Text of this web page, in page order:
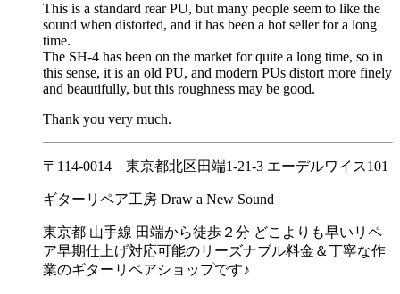
This is a standard rear PU, but many people seem to like the
sound when distorted, and it has been a hot seller for a long
time.
The SH-4 has been on the market for quite a long time, so in
this sense, it is an old PU, and modern PUs distort more finely
and beautifully, but this roughness may be good.
Thank you very much.
〒114-0014 東京都北区田端1-21-3 エーデルワイス101
ギターリペア工房 Draw a New Sound
東京都 山手線 田端から徒歩２分 どこよりも早いリペ
ア早期仕上げ対応可能のリーズナブル料金＆丁寧な作
業のギターリペアショップです♪